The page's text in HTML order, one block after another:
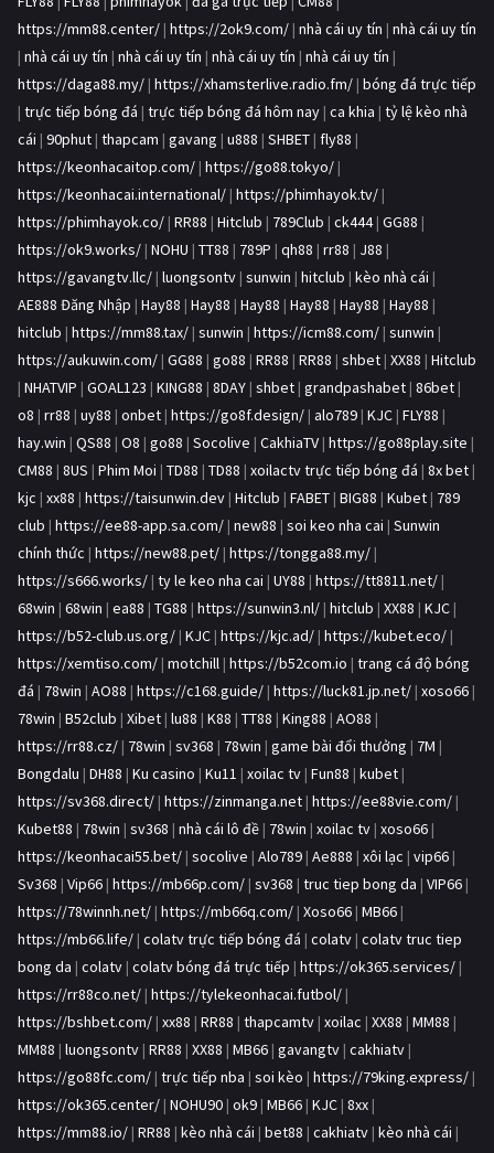
https://mm88.center/ | https://2ok9.com/ | nhà cái uy tín | nhà cái uy tín
| nhà cái uy tín | nhà cái uy tín | nhà cái uy tín | nhà cái uy tín |
https://daga88.my/ | https://xhamsterlive.radio.fm/ | bóng đá trực tiếp
| trực tiếp bóng đá | trực tiếp bóng đá hôm nay | ca khia | tỷ lệ kèo nhà
cái | 90phut | thapcam | gavang | u888 | SHBET | fly88 |
https://keonhacaitop.com/ | https://go88.tokyo/ |
https://keonhacai.international/ | https://phimhayok.tv/ |
https://phimhayok.co/ | RR88 | Hitclub | 789Club | ck444| GG88 |
https://ok9.works/ | NOHU | TT88 | 789P | qh88 | rr88 | J88 |
https://gavangtv.llc/ | luongsontv | sunwin | hitclub | kèo nhà cái |
AE888 Đăng Nhập | Hay88 | Hay88 | Hay88 | Hay88 | Hay88 | Hay88 |
hitclub | https://mm88.tax/ | sunwin | https://icm88.com/ | sunwin |
https://aukuwin.com/ | GG88 | go88 | RR88 | RR88 | shbet | XX88 | Hitclub
| NHATVIP | GOAL123 | KING88 | 8DAY | shbet | grandpashabet | 86bet |
o8 | rr88 | uy88 | onbet | https://go8f.design/ | alo789 | KJC | FLY88 |
hay.win | QS88 | O8 | go88 | Socolive | CakhiaTV | https://go88play.site |
CM88 | 8US | Phim Moi | TD88 | TD88 | xoilactv trực tiếp bóng đá | 8x bet |
kjc | xx88 | https://taisunwin.dev | Hitclub | FABET | BIG88 | Kubet | 789
club | https://ee88-app.sa.com/ | new88 | soi keo nha cai | Sunwin
chính thức | https://new88.pet/ | https://tongga88.my/ |
https://s666.works/ | ty le keo nha cai | UY88 | https://tt8811.net/ |
68win | 68win | ea88 | TG88 | https://sunwin3.nl/ | hitclub | XX88 | KJC |
https://b52-club.us.org/ | KJC | https://kjc.ad/ | https://kubet.eco/ |
https://xemtiso.com/ | motchill | https://b52com.io | trang cá độ bóng
đá | 78win | AO88 | https://c168.guide/ | https://luck81.jp.net/ | xoso66 |
78win | B52club | Xibet | lu88 | K88 | TT88 | King88 | AO88 |
https://rr88.cz/ | 78win | sv368 | 78win | game bài đổi thưởng | 7M |
Bongdalu | DH88 | Ku casino | Ku11 | xoilac tv | Fun88 | kubet |
https://sv368.direct/ | https://zinmanga.net | https://ee88vie.com/ |
Kubet88 | 78win | sv368 | nhà cái lô đề | 78win | xoilac tv | xoso66 |
https://keonhacai55.bet/ | socolive | Alo789 | Ae888 | xôi lạc | vip66 |
Sv368 | Vip66 | https://mb66p.com/ | sv368 | truc tiep bong da | VIP66 |
https://78winnh.net/ | https://mb66q.com/ | Xoso66 | MB66 |
https://mb66.life/ | colatv trực tiếp bóng đá | colatv | colatv truc tiep
bong da | colatv | colatv bóng đá trực tiếp | https://ok365.services/ |
https://rr88co.net/ | https://tylekeonhacai.futbol/ |
https://bshbet.com/ | xx88 | RR88 | thapcamtv | xoilac | XX88 | MM88 |
MM88 | luongsontv | RR88 | XX88 | MB66 | gavangtv | cakhiatv |
https://go88fc.com/ | trực tiếp nba | soi kèo | https://79king.express/ |
https://ok365.center/ | NOHU90 | ok9 | MB66 | KJC | 8xx |
https://mm88.io/ | RR88 | kèo nhà cái | bet88 | cakhiatv | kèo nhà cái |